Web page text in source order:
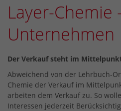
Layer-Chemie
Unternehmen
Der Verkauf steht im
Abweichend von der Lehrbuch-
Chemie der Verkauf im
arbeiten dem Verkauf zu. So
Interessen jederzeit